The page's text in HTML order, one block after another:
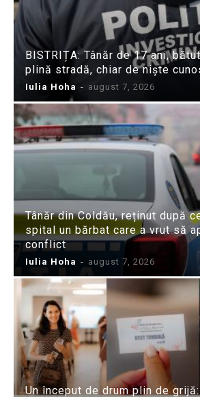
BISTRIȚA: Tânăr de 17 ani,
plină stradă, chiar de niște
Iulia Hoha - august 7, 2026
Tânăr din Coldău, reținut după
spital un bărbat care a vrut să
conflict
Iulia Hoha - august 7, 2026
Un început de drum plin de